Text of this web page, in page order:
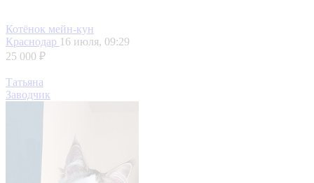
Котёнок мейн-кун
Краснодар 16 июля, 09:29
25 000 ₽
Татьяна
Заводчик